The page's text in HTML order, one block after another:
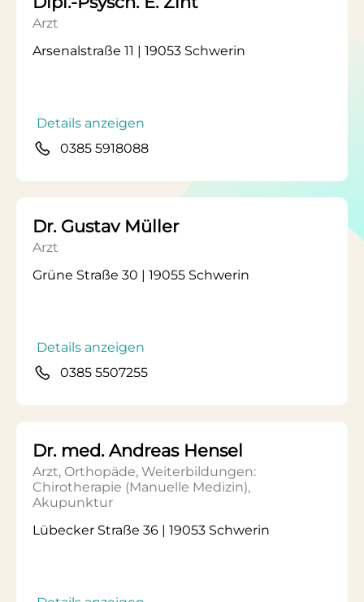
Arzt
Arsenalstraße 11 | 19053 Schwerin
Details anzeigen
0385 5918088
Dr. Gustav Müller
Arzt
Grüne Straße 30 | 19055 Schwerin
Details anzeigen
0385 5507255
Dr. med. Andreas Hensel
Arzt, Orthopäde, Weiterbildungen:
Chirotherapie (Manuelle Medizin),
Akupunktur
Lübecker Straße 36 | 19053 Schwerin